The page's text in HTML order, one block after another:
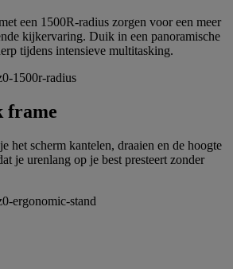
een 1500R-radius zorgen voor een meer
kijkervaring. Duik in een panoramische
tijdens intensieve multitasking.
frame
het scherm kantelen, draaien en de hoogte
je urenlang op je best presteert zonder